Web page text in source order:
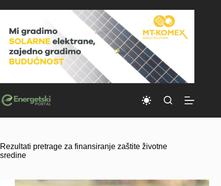
to
Rezultati pretrage za finansiranje zaštite životne
sredine